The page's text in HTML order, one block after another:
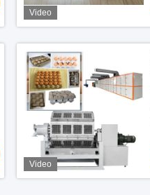
Video
Video